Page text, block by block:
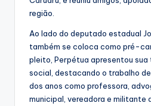
região.
Ao lado do deputado estadual
também se coloca como pré-
pleito, Perpétua apresentou
social, destacando o trabalho
dos anos como professora,
municipal, vereadora e militante